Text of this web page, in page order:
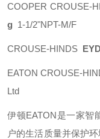
COOPER CROUSE-
g 1-1/2"NPT-M/F
CROUSE-HINDS
EATON CROUSE-
Ltd
伊顿EATON是一家智
户的生活质量并保护